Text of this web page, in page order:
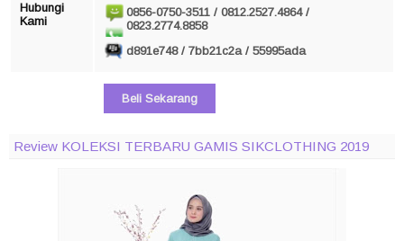
Hubungi
Kami
0856-0750-3511 / 0812.2527.4864 /
0823.2774.8858
d891e748 / 7bb21c2a / 55995ada
Beli Sekarang
Review KOLEKSI TERBARU GAMIS SIKCLOTHING 2019